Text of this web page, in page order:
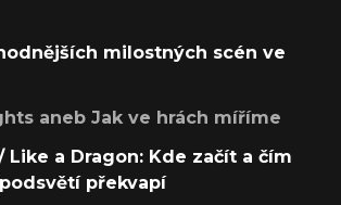
milostných scén ve
aneb Jak ve hrách míříme
Like a Dragon: Kde začít a čím
překvapí